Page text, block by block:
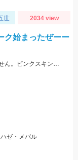
世 2034 view
始まったぜーー
さびき釣りは、針がちいさいほうがいいかもしれません。ピンクスキンおすすめです。 根魚は、ゴールドイソメがおすすめです。
ゼ・メバル